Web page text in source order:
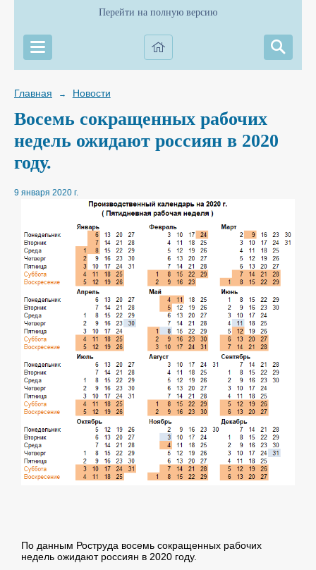
Перейти на полную версию
Главная → Новости
Восемь сокращенных рабочих
недель ожидают россиян в 2020
году.
9 января 2020 г.
По данным Роструда восемь сокращенных рабочих
недель ожидают россиян в 2020 году.